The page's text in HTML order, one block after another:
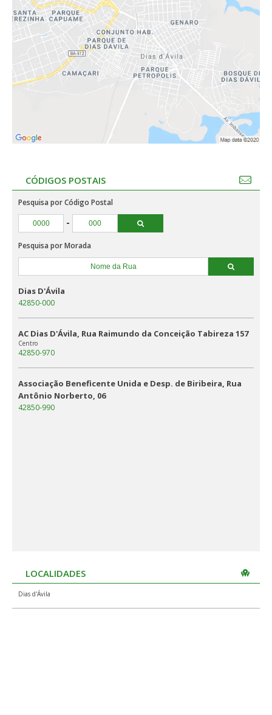
CÓDIGOS POSTAIS
Pesquisa por Código Postal
-
Pesquisa por Morada
Dias D'Ávila
42850-000
AC Dias D'Ávila, Rua Raimundo da Conceição Tabireza 157
Centro
42850-970
Associação Beneficente Unida e Desp. de Biribeira, Rua
Antônio Norberto, 06
42850-990
LOCALIDADES
Dias d'Ávila